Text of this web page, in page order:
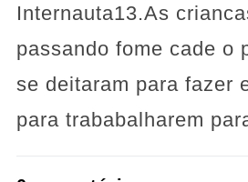
Internauta13.As
passando fome cade o
se deitaram para fazer
para trababalharem